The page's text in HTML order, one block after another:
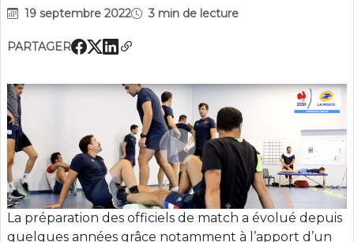
19 septembre 2022 3 min de lecture
PARTAGER
La préparation des officiels de match a évolué depuis
quelques années grâce notamment à l’apport d’un